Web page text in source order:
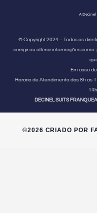
A
© Copyright 2024 – Todos os
corrigir ou alterar informações
Em caso
Horário de Atendimento das 8h às
DECINEL SUITS
©2026 CRIADO POR